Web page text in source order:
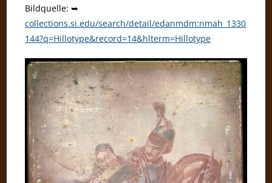
Bildquelle: ➥
collections.si.edu/search/detail/edanmdm:nmah_1330
144?q=Hillotype&record=14&hlterm=Hillotype